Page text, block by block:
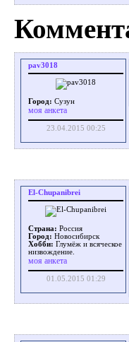
pav3018
Город: Сузун
моя анкета
23.04.2015 00:25
El-Chupanibrei
Страна: Россия
Город: Новосибирск
Хобби: Глумёж и всяческое
низвождение.
моя анкета
01.05.2015 01:29